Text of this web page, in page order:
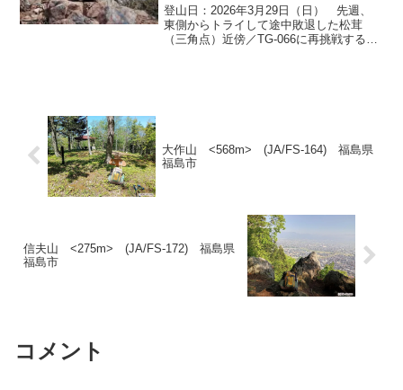
登山日：2026年3月29日（日） 先週、
東側からトライして途中敗退した松茸
（三角点）近傍／TG-066に再挑戦するこ
大作山 <568m> (JA/FS-164) 福島県
福島市
信夫山 <275m> (JA/FS-172) 福島県
福島市
コメント